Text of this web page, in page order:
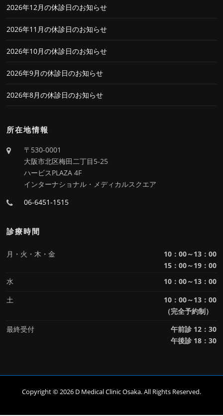
2026年12月の休診日のお知らせ
2026年11月の休診日のお知らせ
2026年10月の休診日のお知らせ
2026年9月の休診日のお知らせ
2026年8月の休診日のお知らせ
所在地情報
〒530-0001
大阪市北区梅田二丁目5-25
ハービスPLAZA 4F
インターナショナル・メディカルスクエア
06-6451-1515
診療時間
月・火・木・金
10：00～13：00
15：00～19：00
水
10：00～13：00
土
10：00～13：00
（完全予約制）
最終受付
午前診 12：30
午後診 18：30
Copyright © 2026 D Medical Clinic Osaka. All Rights Reserved.